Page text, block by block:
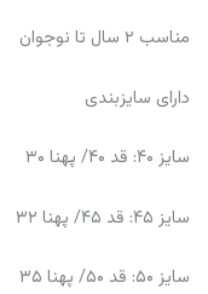
مناسب ۲ سال تا نوجوان
دارای سایزبندی
سایز ۴۰: قد ۴۰/ پهنا ۳۰
سایز ۴۵: قد ۴۵/ پهنا ۳۲
سایز ۵۰: قد ۵۰/ پهنا ۳۵